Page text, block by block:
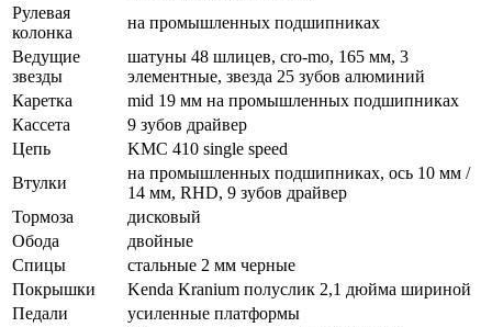
Рулевая
колонка
на промышленных подшипниках
Ведущие
звезды
шатуны 48 шлицев, cro-mo, 165 мм, 3
элементные, звезда 25 зубов алюминий
Каретка
mid 19 мм на промышленных подшипниках
Кассета
9 зубов драйвер
Цепь
KMC 410 single speed
Втулки
на промышленных подшипниках, ось 10 мм /
14 мм, RHD, 9 зубов драйвер
Тормоза
дисковый
Обода
двойные
Спицы
стальные 2 мм черные
Покрышки
Kenda Kranium полуслик 2,1 дюйма шириной
Педали
усиленные платформы